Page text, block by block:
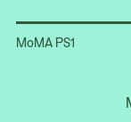
MoMA PS1